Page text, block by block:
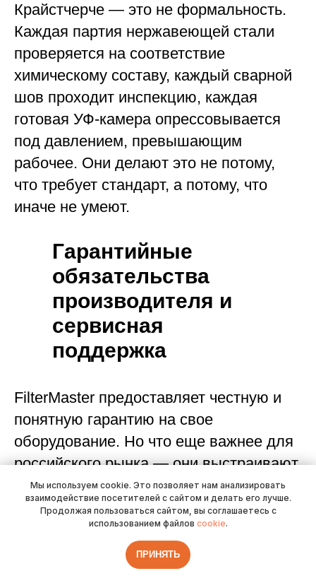
Крайстчерче — это не формальность.
Каждая партия нержавеющей стали
проверяется на соответствие
химическому составу, каждый сварной
шов проходит инспекцию, каждая
готовая УФ-камера опрессовывается
под давлением, превышающим
рабочее. Они делают это не потому,
что требует стандарт, а потому, что
иначе не умеют.
Гарантийные
обязательства
производителя и
сервисная
поддержка
FilterMaster предоставляет честную и
понятную гарантию на свое
оборудование. Но что еще важнее для
российского рынка — они выстраивают
партнерскую сеть, способную
обеспечить качественную сервисную
поддержку на местах. Они понимают,
что продать сложную систему — это
только половина дела. Вторая
Мы используем cookie. Это позволяет нам анализировать
взаимодействие посетителей с сайтом и делать его лучше.
Продолжая пользоваться сайтом, вы соглашаетесь с
использованием файлов cookie.
ПРИНЯТЬ